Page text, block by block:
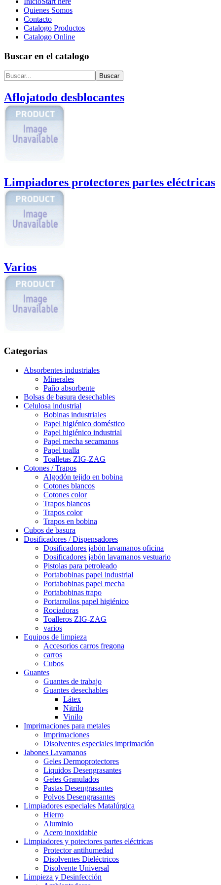
Quienes Somos
Contacto
Catalogo Productos
Catalogo Online
Buscar en el catalogo
Aflojatodo desblocantes
Limpiadores protectores partes eléctricas
Varios
Categorias
Absorbentes industriales
Minerales
Paño absorbente
Bolsas de basura desechables
Celulosa industrial
Bobinas industriales
Papel higiénico doméstico
Papel higiénico industrial
Papel mecha secamanos
Papel toalla
Toalletas ZIG-ZAG
Cotones / Trapos
Algodón tejido en bobina
Cotones blancos
Cotones color
Trapos blancos
Trapos color
Trapos en bobina
Cubos de basura
Dosificadores / Dispensadores
Dosificadores jabón lavamanos oficina
Dosificadores jabón lavamanos vestuario
Pistolas para petroleado
Portabobinas papel industrial
Portabobinas papel mecha
Portabobinas trapo
Portarrollos papel higiénico
Rociadoras
Toalleros ZIG-ZAG
varios
Equipos de limpieza
Accesorios carros fregona
carros
Cubos
Guantes
Guantes de trabajo
Guantes desechables
Látex
Nitrilo
Vinilo
Imprimaciones para metales
Imprimaciones
Disolventes especiales imprimación
Jabones Lavamanos
Geles Dermoprotectores
Liquidos Desengrasantes
Geles Granulados
Pastas Desengrasantes
Polvos Desengrasantes
Limpiadores especiales Matalúrgica
Hierro
Aluminio
Acero inoxidable
Limpiadores y potectores partes eléctricas
Protector antihumedad
Disolventes Dieléctricos
Disolvente Universal
Limpieza y Desinfección